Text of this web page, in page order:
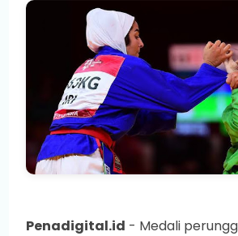
Penadigital.id - Medali